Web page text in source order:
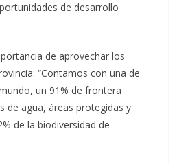
de desarrollo
de aprovechar los
“Contamos con una de
un 91% de frontera
de agua, áreas protegidas y
de la biodiversidad de